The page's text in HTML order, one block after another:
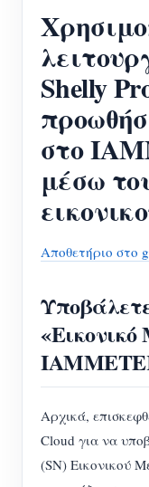
Σύστημα
Πόροι
Εγγραφο
Shelly
στο
μέσω
Αποθετήριο στο
Αρχικά,
Cloud για να
(SN) Εικονικού